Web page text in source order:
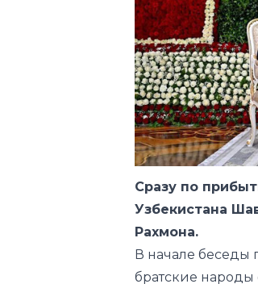
Сразу по
Узбекистана
Рахмона.
В начале беседы
братские народы
С глубоким
уровень
Товарооборот в